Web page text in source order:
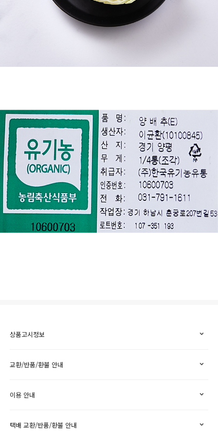
상품고시정보
교환/반품/환불 안내
이용 안내
택배 교환/반품/환불 안내